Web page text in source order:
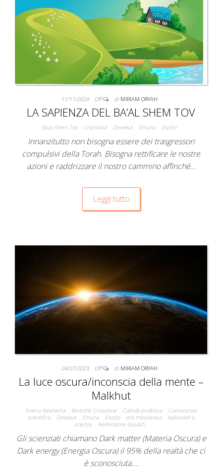
11/11/2024 Off di MIRIAM ORYAH
LA SAPIENZA DEL BA’AL SHEM TOV
Baal Shem Tov Chassidut Devekut Emuna Esodo
Innanzitutto non bisogna essere dei trasgressori
compulsivi della Torah. Bisogna rettificare le nostre
azioni e raddrizzare il nostro cammino affinché…
Leggi tutto
24/07/2023 Off di MIRIAM ORYAH
La luce oscura/inconscia della mente –
Malkhut
Anima Neshama Bereshit Creazione Cabalà profetica
Conoscenza
scientifica
Devekut Emuna Esodo età messianica
Kabbalah e
scienza
Redenzione Geulah
Gli scienziati chiamano Dark matter (Materia Oscura) e
Dark energy (Energia Oscura) il 95% della realtà che ci
è sconosciuta.…